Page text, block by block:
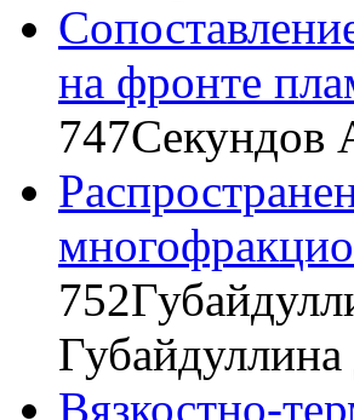
на фронте
747Секундов
752
Вязкостно-